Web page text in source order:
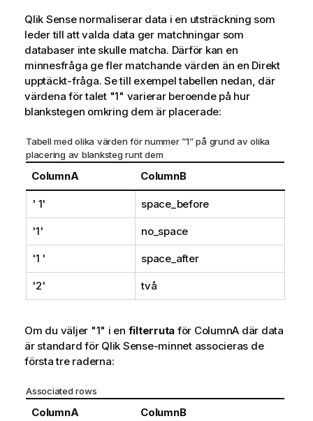
Qlik Sensenormaliserar data i en utsträckning som
leder till att valda data ger matchningar som
databaser inte skulle matcha. Därför kan en
minnesfråga ge fler matchande värden än en Direkt
upptäckt-fråga. Se till exempel tabellen nedan, där
värdena för talet "1" varierar beroende på hur
blankstegen omkring dem är placerade:
Tabell med olika värden för nummer ”1” på grund av olika
placering av blanksteg runt dem
ColumnA ColumnB
' 1' space_before
'1' no_space
'1 ' space_after
'2' två
Om du väljer "1" i en filterruta för ColumnA där data
är standard för Qlik Sense-minnet associeras de
första tre raderna:
Associated rows
ColumnA ColumnB